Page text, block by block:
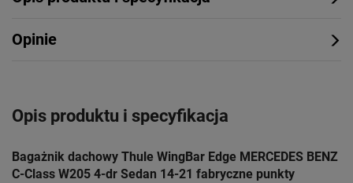
Opinie
Opis produktu i specyfikacja
Bagażnik dachowy Thule WingBar Edge MERCEDES BENZ
C-Class W205 4-dr Sedan 14-21 fabryczne punkty